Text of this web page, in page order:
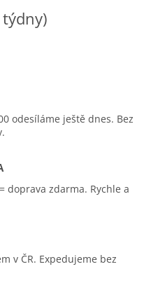
odesíláme ještě dnes. Bez
doprava zdarma. Rychle a
v ČR. Expedujeme bez